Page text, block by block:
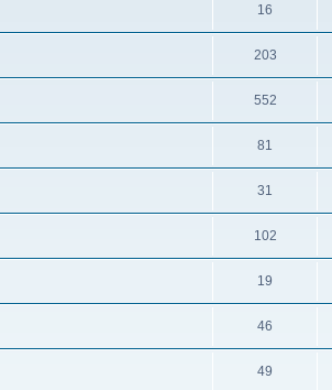
16
203
552
81
31
102
19
46
49